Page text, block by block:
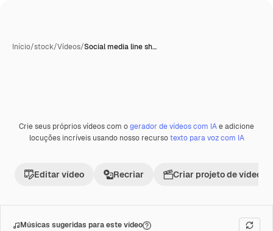
Início/stock/Vídeos/Social media line sh…
Premium
Crie seus próprios vídeos com ogerador de vídeos com IAe adicione
locuções incríveis usando nosso recursotexto para voz com IA
Editar vídeo Recriar Criar projeto de vídeo
Músicas sugeridas para este vídeo